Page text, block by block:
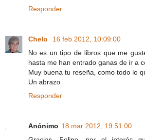
Responder
Chelo
16 feb 2012, 10:09:00
No es un tipo de libros que me
hasta me han entrado ganas de ir a
Muy buena tu reseña, como todo lo
Un abrazo
Responder
Anónimo 18 mar 2012, 19:51:00